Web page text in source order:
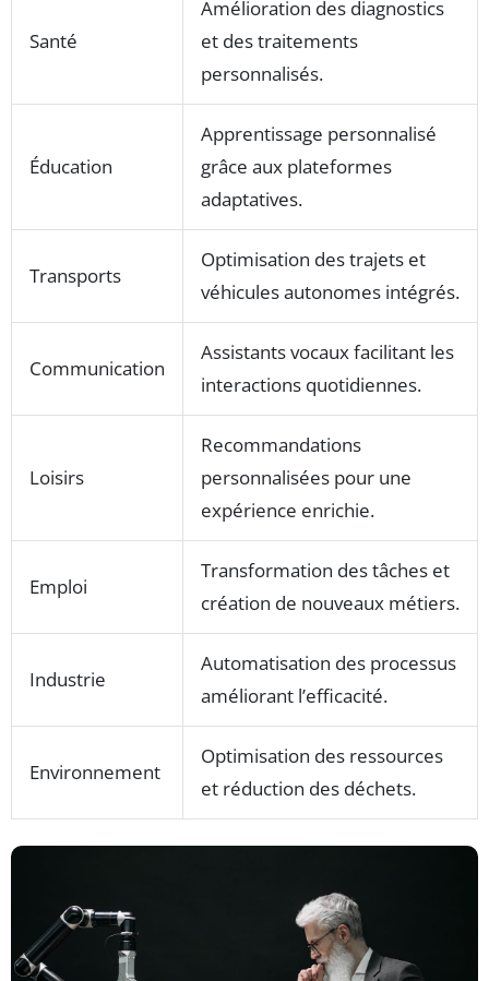
Santé
Amélioration des diagnostics
et des traitements
personnalisés.
Éducation
Apprentissage personnalisé
grâce aux plateformes
adaptatives.
Transports
Optimisation des trajets et
véhicules autonomes intégrés.
Communication
Assistants vocaux facilitant les
interactions quotidiennes.
Loisirs
Recommandations
personnalisées pour une
expérience enrichie.
Emploi
Transformation des tâches et
création de nouveaux métiers.
Industrie
Automatisation des processus
améliorant l’efficacité.
Environnement
Optimisation des ressources
et réduction des déchets.